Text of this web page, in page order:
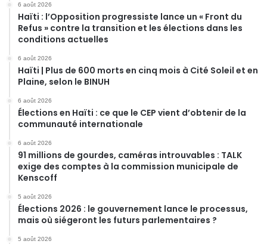
6 août 2026
Haïti : l’Opposition progressiste lance un « Front du
Refus » contre la transition et les élections dans les
conditions actuelles
6 août 2026
Haïti | Plus de 600 morts en cinq mois à Cité Soleil et en
Plaine, selon le BINUH
6 août 2026
Élections en Haïti : ce que le CEP vient d’obtenir de la
communauté internationale
6 août 2026
91 millions de gourdes, caméras introuvables : TALK
exige des comptes à la commission municipale de
Kenscoff
5 août 2026
Élections 2026 : le gouvernement lance le processus,
mais où siégeront les futurs parlementaires ?
5 août 2026